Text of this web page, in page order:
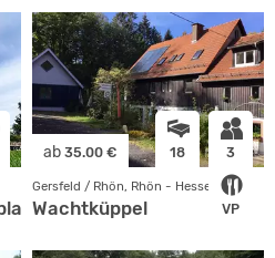
ab 35.00 € 18 3
VP
Gersfeld / Rhön, Rhön - Hessen
Wachtküppel